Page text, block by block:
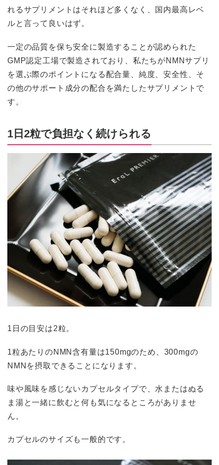
れるサプリメントはそれほど多くなく、国内最高レベ
ルと言って良いはず。
一定の品質を保ち安全に製造することが認められた
GMP認定工場で製造されており、私たちがNMNサプリ
を選ぶ際のポイントになる配合量、純度、安全性、そ
の他のサポート成分の配合を満たしたサプリメントで
す。
1日2粒で負担なく続けられる
1日の目安は2粒。
1粒あたりのNMN含有量は150mgのため、300mgの
NMNを摂取できることになります。
味や風味を感じないカプセルタイプで、水またはぬる
ま湯と一緒に飲むと何も気になるところがありませ
ん。
カプセルのサイズも一般的です。